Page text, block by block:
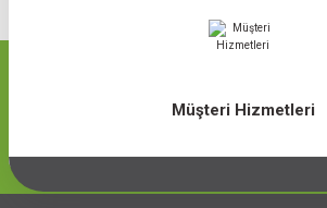
Müşteri Hizmetleri